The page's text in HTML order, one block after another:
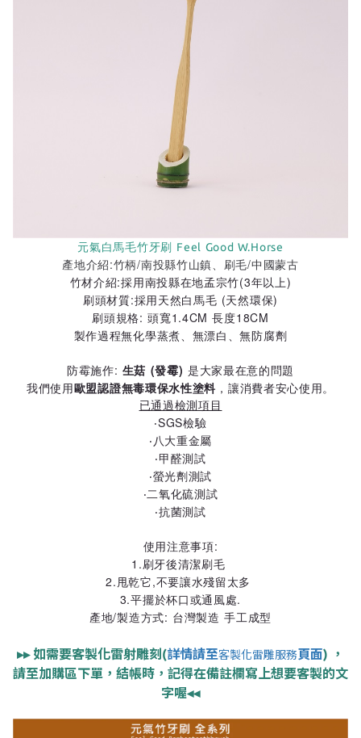
元氣白馬毛竹牙刷 Feel Good W.Horse
產地介紹:竹柄/南投縣竹山鎮、刷毛/中國蒙古
竹材介紹:採用南投縣在地孟宗竹(3年以上)
刷頭材質:採用天然白馬毛 (天然環保)
刷頭規格: 頭寬1.4CM 長度18CM
製作過程無化學蒸煮、無漂白、無防腐劑
防霉施作: 生菇 (發霉) 是大家最在意的問題
我們使用歐盟認證無毒環保水性塗料 ，讓消費者安心使用。
已通過檢測項目
‧SGS檢驗
‧八大重金屬
‧甲醛測試
‧螢光劑測試
‧二氧化硫測試
‧抗菌測試
使用注意事項:
1.刷牙後清潔刷毛
2.甩乾它,不要讓水殘留太多
3.平擺於杯口或通風處.
產地/製造方式: 台灣製造 手工成型
▸▸如需要客製化雷射雕刻(詳情請至客製化雷雕服務頁面) ，
請至加購區下單，結帳時，記得在備註欄寫上想要客製的文
字喔◂◂